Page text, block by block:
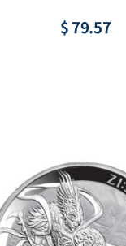
$ 80.75